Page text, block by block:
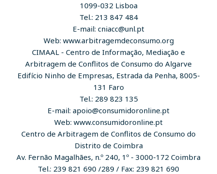
1099-032 Lisboa
Tel.: 213 847 484
E-mail: cniacc@unl.pt
Web: www.arbitragemdeconsumo.org
CIMAAL - Centro de Informação, Mediação e
Arbitragem de Conflitos de Consumo do Algarve
Edifício Ninho de Empresas, Estrada da Penha, 8005-
131 Faro
Tel.: 289 823 135
E-mail: apoio@consumidoronline.pt
Web: www.consumidoronline.pt
Centro de Arbitragem de Conflitos de Consumo do
Distrito de Coimbra
Av. Fernão Magalhães, n.º 240, 1º - 3000-172 Coimbra
Tel.: 239 821 690 /289 / Fax: 239 821 690